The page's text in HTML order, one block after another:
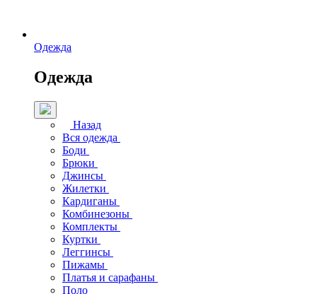
Одежда
Одежда
Назад
Вся одежда
Боди
Брюки
Джинсы
Жилетки
Кардиганы
Комбинезоны
Комплекты
Куртки
Леггинсы
Пижамы
Платья и сарафаны
Поло